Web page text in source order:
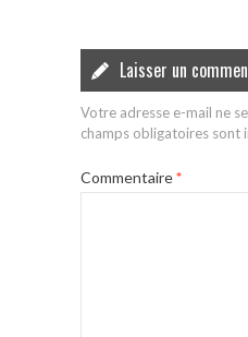
Laisser un
Votre adresse e-mail ne
champs obligatoires sont
Commentaire*